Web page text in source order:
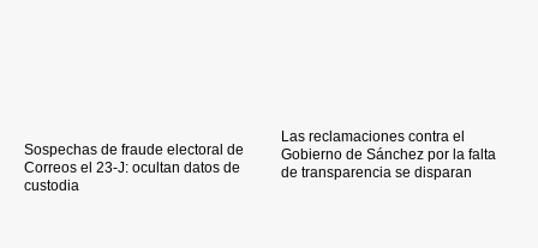
Sospechas de fraude electoral de
Correos el 23-J: ocultan datos de
custodia
Las reclamaciones contra el
Gobierno de Sánchez por la falta
de transparencia se disparan